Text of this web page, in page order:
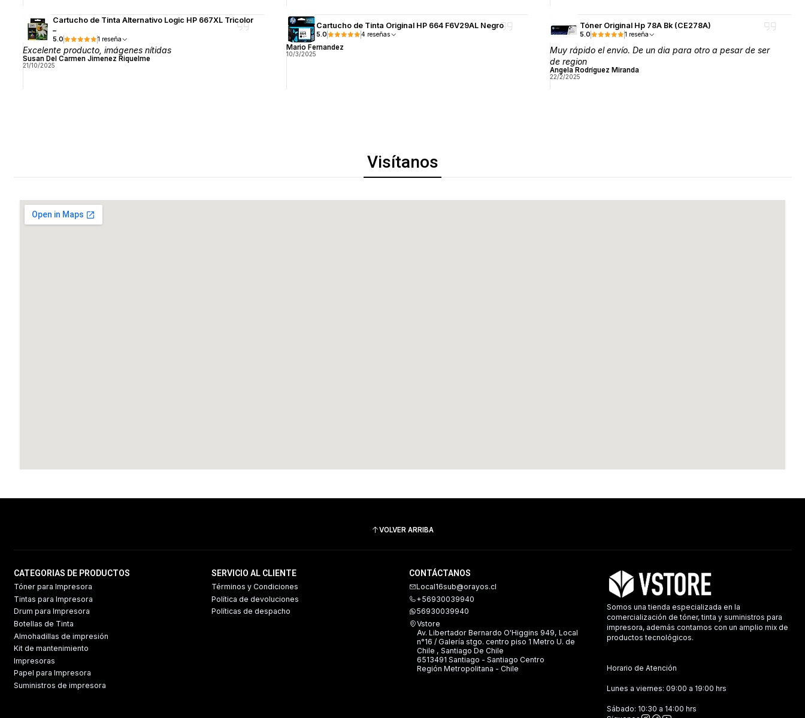
Cartucho de Tinta Alternativo Logic HP 667XL Tricolor
–
5.0 1 reseña
Excelente producto, imágenes nítidas
Susan Del Carmen Jimenez Riquelme
21/10/2025
Cartucho de Tinta Original HP 664 F6V29AL Negro
5.0 4 reseñas
Mario Fernandez
10/3/2025
Tóner Original Hp 78A Bk (CE278A)
5.0 1 reseña
Muy rápido el envío. De un dia para otro a pesar de ser
de region
Angela Rodríguez Miranda
22/2/2025
Visítanos
VOLVER ARRIBA
CATEGORIAS DE PRODUCTOS
Tóner para Impresora
Tintas para Impresora
Drum para Impresora
Botellas de Tinta
Almohadillas de impresión
Kit de mantenimiento
Impresoras
Papel para Impresora
Suministros de impresora
SERVICIO AL CLIENTE
Términos y Condiciones
Política de devoluciones
Políticas de despacho
CONTÁCTANOS
Local16sub@orayos.cl
+56930039940
56930039940
Vstore
Av. Libertador Bernardo O'Higgins 949, Local
n°16 / Galería stgo. centro piso 1 Metro U. de
Chile , Santiago De Chile
6513491 Santiago - Santiago Centro
Región Metropolitana - Chile
Somos una tienda especializada en la
comercialización de tóner, tinta y suministros para
impresora, además contamos con un amplio mix de
productos tecnológicos.
Horario de Atención
Lunes a viernes: 09:00 a 19:00 hrs
Sábado: 10:30 a 14:00 hrs